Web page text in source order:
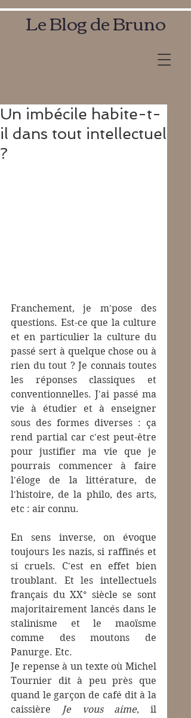
Le Blog de Bruno
Un imbécile habite-t-
il dans tout intellectuel
?
Franchement, je m'pose des
questions. Est-ce que la culture
et en particulier la culture du
passé sert à quelque chose ou à
rien du tout ? Je connais toutes
les réponses classiques et
conventionnelles. J'ai passé ma
vie à étudier et à enseigner
sous des formes diverses : ça
rend partial car c'est peut-être
pour justifier ma vie que je
pourrais commencer à faire
l'éloge de la littérature, de
l'histoire, de la philo, des arts,
etc : air connu.
En sens inverse, on évoque
toujours les nazis, si raffinés et
si cruels. C'est en effet bien
troublant. Et les intellectuels
français du XX° siècle se sont
majoritairement lancés dans le
stalinisme et le maoïsme
comme des moutons de
Panurge. Etc.
Je repense à un texte où Michel
Tournier dit à peu près que
quand le garçon de café dit à la
caissière
Je vous aime, il